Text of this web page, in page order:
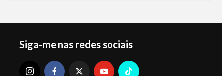
Siga-me nas redes sociais